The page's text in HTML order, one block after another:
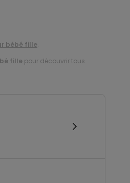
bébé fille.
fille pour découvrir tous